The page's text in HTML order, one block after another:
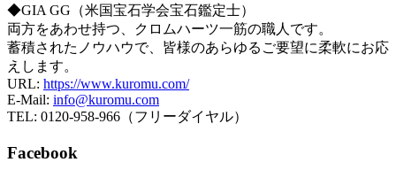
◆GIA GG（米国宝石学会宝石鑑定士）
両方をあわせ持つ、クロムハーツ一筋の職人です。
蓄積されたノウハウで、皆様のあらゆるご要望に柔軟にお応
えします。
URL: https://www.kuromu.com/
E-Mail: info@kuromu.com
TEL: 0120-958-966（フリーダイヤル）
Facebook